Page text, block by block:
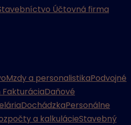
Účtovná firma
Mzdy a personalistikaPodvojné
FakturáciaDaňové
DochádzkaPersonálne
a kalkulácieStavebný